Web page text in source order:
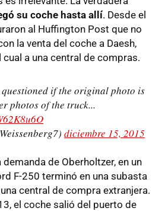
su coche hasta allí. Desde el
al Huffington Post que no
la venta del coche a Daesh,
a una central de compras.
questioned if the original photo is
photos of the truck...
diciembre 15, 2015
de Oberholtzer, en un
F-250 terminó en una subasta
central de compra extranjera.
el coche salió del puerto de